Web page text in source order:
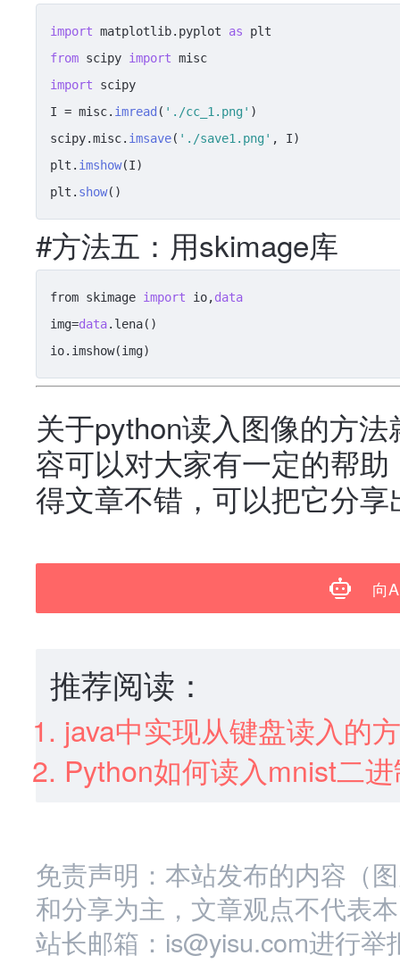
import matplotlib. pyplot as
from scipy import
import scipy
I = misc. imread ( './cc_1.png' )
scipy.misc. imsave( './save1.png' , I)
plt. imshow(I)
plt. show()
#方法五：用skimage库
from skimage import io,data
img=data.lena()
io.imshow(img)
关于python读入图像的方
容可以对大家有一定的帮
得文章不错，可以把它分
向
推荐阅读：
java中实现从键盘读入的
Python如何读入mnist二
免责声明：本站发布的内容（
和分享为主，文章观点不代表
站长邮箱：is@yisu.com进行